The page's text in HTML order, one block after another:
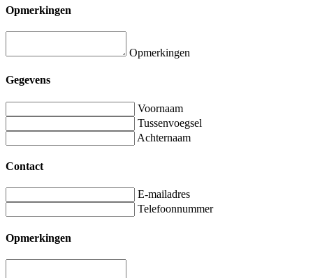
Opmerkingen
Opmerkingen
Gegevens
Voornaam
Tussenvoegsel
Achternaam
Contact
E-mailadres
Telefoonnummer
Opmerkingen